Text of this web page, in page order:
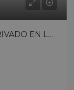
APARTAMENTO CON JARDÍN PRIVADO EN LAGOS DE FAÑABÉ ? A 4 MINUTOS DE LA PLAYA, COSTA ADEJE – 12803ck226